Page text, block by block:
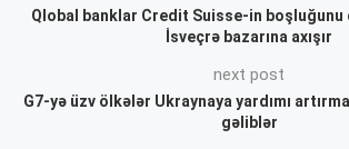
Qlobal banklar Credit Suisse-in boşluğunu
İsveçrə bazarına axışır
next post
G7-yə üzv ölkələr Ukraynaya yardımı
gəliblər